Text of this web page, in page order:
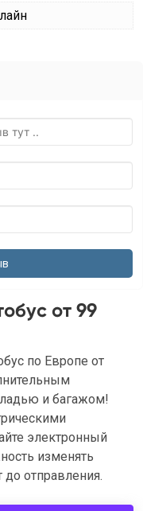
от 99
по Европе от
и багажом!
электронный
изменять
отправления.